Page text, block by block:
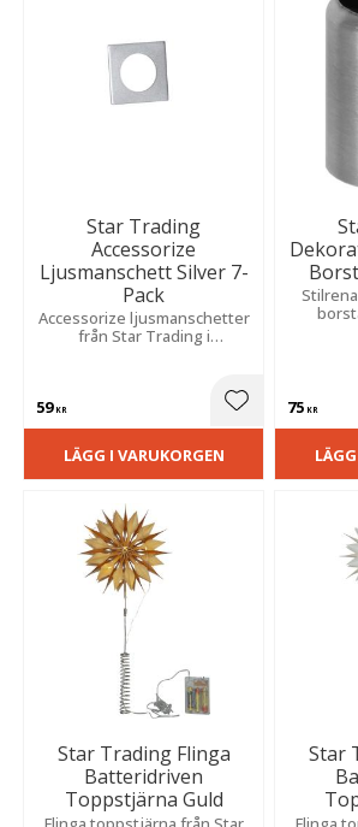
Star Trading
Accessorize
Ljusmanschett Silver 7-
Pack
Accessorize ljusmanschetter
från Star Trading i
59KR Lägg till i
LÄGG I VARUKORGEN
75 KR
Star Trading Flinga
Batteridriven
Toppstjärna Guld
Star